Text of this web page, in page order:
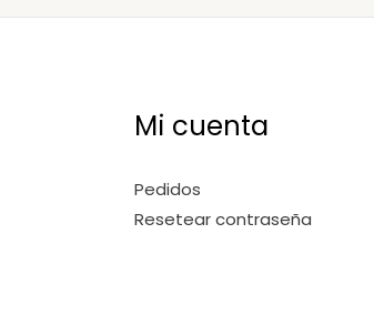
Mi cuenta
Pedidos
Resetear contraseña